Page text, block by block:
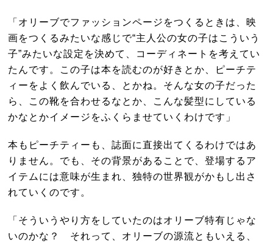
「オリーブでファッションページをつくるときは、映
画をつくるみたいな感じで“主人公の女の子はこういう
子”みたいな設定を決めて、コーディネートを考えてい
たんです。この子は本を読むのが好きとか、ピーチテ
ィーをよく飲んでいる、とかね。そんな女の子だった
ら、この靴を合わせるなとか、こんな髪型にしている
かなとかイメージをふくらませていくわけです」
本もピーチティーも、誌面に直接出てくるわけではあ
りません。でも、その背景があることで、登場するア
イテムには意味が生まれ、独特の世界観がかもし出さ
れていくのです。
「そういうやり方をしていたのはオリーブ特有じゃな
いのかな？ それって、オリーブの源流ともいえる、